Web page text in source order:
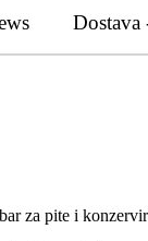
Dostava
za pite i